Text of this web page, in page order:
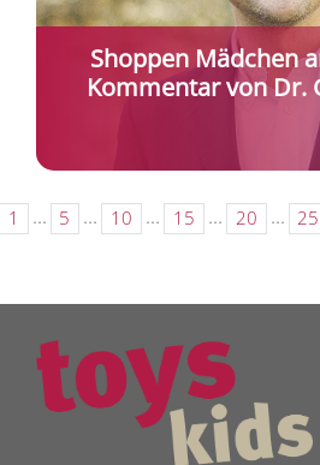
Shoppen Mädchen
Kommentar von Dr.
1 ... 5 ... 10 ... 15 ... 20 ... 25